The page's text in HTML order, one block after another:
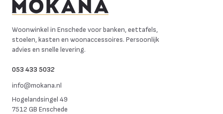
Woonwinkel in Enschede voor banken, eettafels,
stoelen, kasten en woonaccessoires. Persoonlijk
advies en snelle levering.
053 433 5032
info@mokana.nl
Hogelandsingel 49
7512 GB Enschede